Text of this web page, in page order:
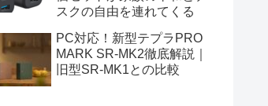
スクの自由を連れてくる
PC対応！新型テプラPRO
MARK SR-MK2徹底解説｜
旧型SR-MK1との比較